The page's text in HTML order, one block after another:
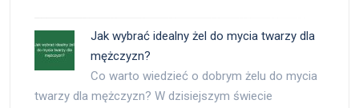
Jak wybrać idealny żel do mycia twarzy dla
mężczyzn?
Co warto wiedzieć o dobrym żelu do mycia
twarzy dla mężczyzn? W dzisiejszym świecie